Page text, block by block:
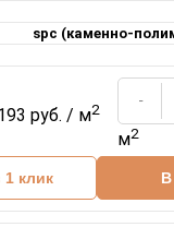
spc (каменно-
руб. / м2
м2
1 клик В